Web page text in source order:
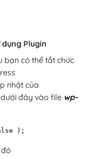
Plugin
bạn có thể tắt chức
nhật của
đây vào file wp-
);